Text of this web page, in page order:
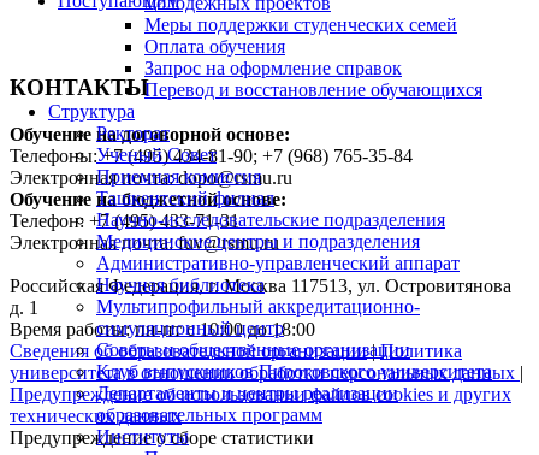
Меры поддержки студенческих семей
Оплата обучения
Запрос на оформление справок
Перевод и восстановление обучающихся
Структура
Ректорат
Ученый Совет
Приемная комиссия
Ташкентский филиал
Научно-исследовательские подразделения
Медицинские центры и подразделения
Административно-управленческий аппарат
Научная библиотека
Мультипрофильный аккредитационно-
симуляционный центр
Советы и общественные организации
Клуб выпускников Пироговского университета
Департаменты и центры реализации
образовательных программ
Институты
КОНТАКТЫ
Обучение на договорной основе:
Телефоны: +7 (495) 434-81-90; +7 (968) 765-35-84
Электронная почта: dopo@rsmu.ru
Обучение на бюджетной основе:
Телефон: +7 (495) 433-71-31
Электронная почта: fuv@rsmu.ru
Российская Федерация, г. Москва 117513, ул. Островитянова
д. 1
Время работы: пн-пт с 10:00 до 18:00
Сведения об образовательной организации|Политика
университета в отношении обработки персональных данных |
Предупреждение об использовании файлов cookies и других
технических данных
Предупреждение о сборе статистики